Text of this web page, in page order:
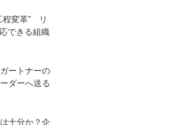
程変革” リ
できる組織
ートナーの
ダーへ送る
十分か？企